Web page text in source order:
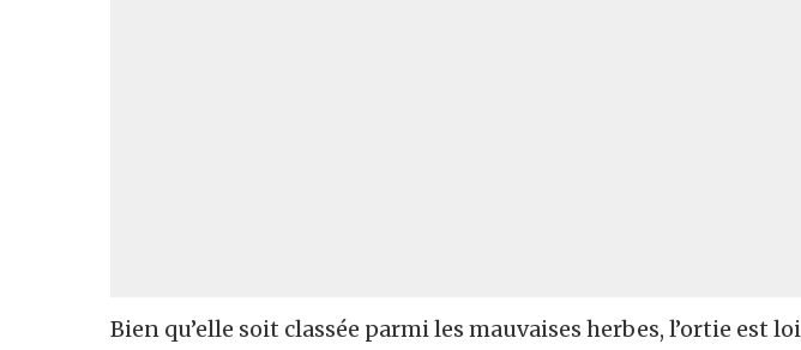
Bien qu’elle soit classée parmi les mauvaises herbes, l’ortie est